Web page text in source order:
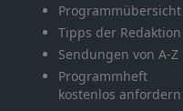
Programmübersicht
Tipps der Redaktion
Sendungen von A-Z
Programmheft
kostenlos anfordern